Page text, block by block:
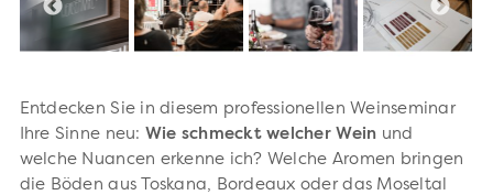
Entdecken Sie in diesem professionellen Weinseminar
Ihre Sinne neu: Wie schmeckt welcher Wein und
welche Nuancen erkenne ich? Welche Aromen bringen
die Böden aus Toskana, Bordeaux oder das Moseltal